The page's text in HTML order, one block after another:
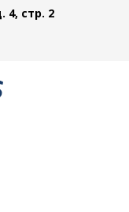
4, стр. 2